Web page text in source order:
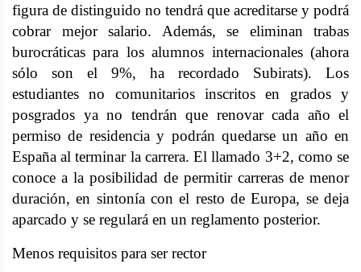
figura de distinguido no tendrá que acreditarse y podrá
cobrar mejor salario. Además, se eliminan trabas
burocráticas para los alumnos internacionales (ahora
sólo son el 9%, ha recordado Subirats). Los
estudiantes no comunitarios inscritos en grados y
posgrados ya no tendrán que renovar cada año el
permiso de residencia y podrán quedarse un año en
España al terminar la carrera. El llamado 3+2, como se
conoce a la posibilidad de permitir carreras de menor
duración, en sintonía con el resto de Europa, se deja
aparcado y se regulará en un reglamento posterior.
Menos requisitos para ser rector